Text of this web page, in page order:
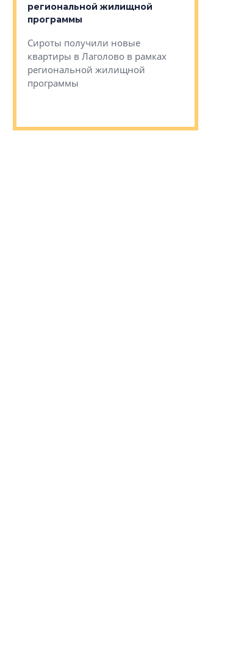
региональной жилищной
программы
Сироты получили новые
квартиры в Лаголово в рамках
региональной жилищной
программы